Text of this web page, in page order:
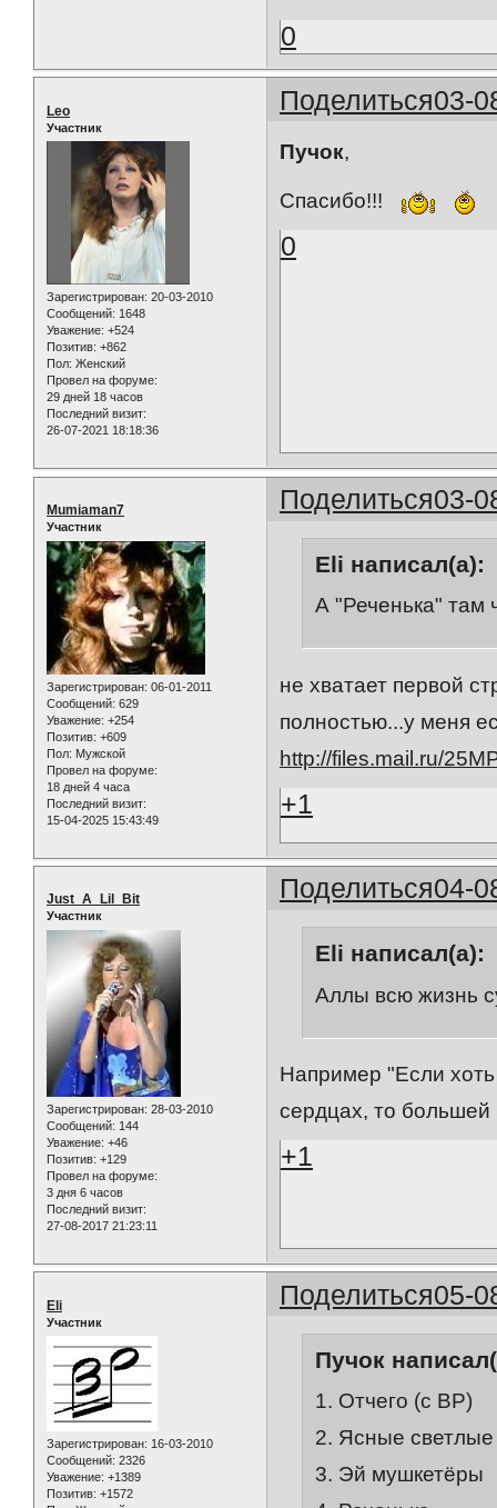
0
Поделиться03-
Leo
Участник
Зарегистрирован: 20-03-2010
Сообщений: 1648
Уважение: +524
Позитив: +862
Пол: Женский
Провел на форуме:
29 дней 18 часов
Последний визит:
26-07-2021 18:18:36
Пучок,
Спасибо!!!
0
Поделиться03-
Mumiaman7
Участник
Зарегистрирован: 06-01-2011
Сообщений: 629
Уважение: +254
Позитив: +609
Пол: Мужской
Провел на форуме:
18 дней 4 часа
Последний визит:
15-04-2025 15:43:49
Eli написал(а):
А "Реченька" там
не хватает первой
полностью...у меня
http://files.mail.ru/
+1
Поделиться04-
Just_A_Lil_Bit
Участник
Зарегистрирован: 28-03-2010
Сообщений: 144
Уважение: +46
Позитив: +129
Провел на форуме:
3 дня 6 часов
Последний визит:
27-08-2017 21:23:11
Eli написал(а):
Аллы всю жизнь
Например "Если хоть
сердцах, то
+1
Поделиться05-
Eli
Участник
Зарегистрирован: 16-03-2010
Сообщений: 2326
Уважение: +1389
Позитив: +1572
Пучок
1. Отчего (с ВР)
2. Ясные светлые
3. Эй мушкетёры